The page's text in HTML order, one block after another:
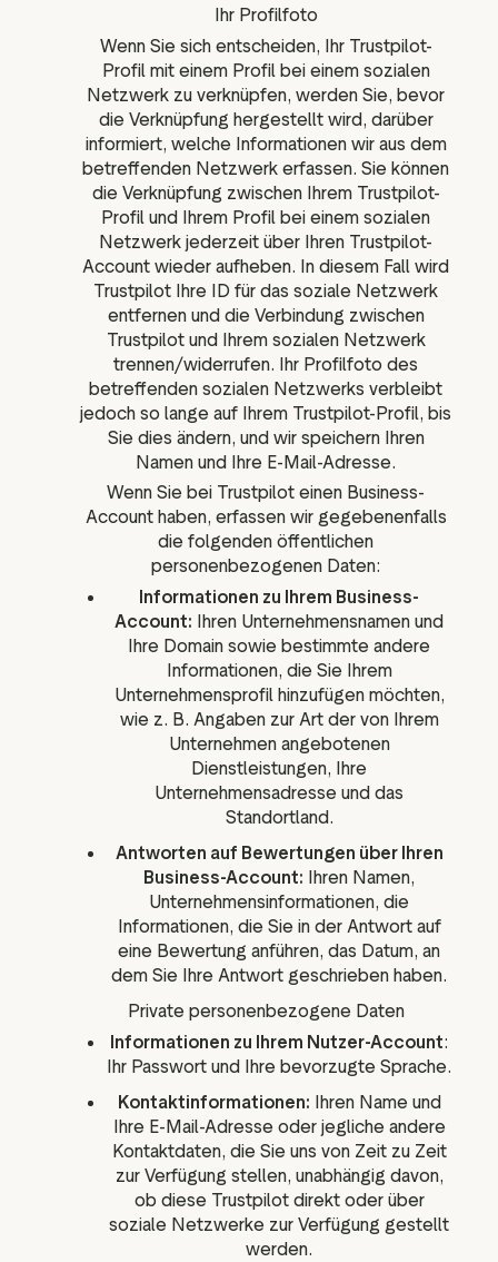
Ihr Profilfoto
Wenn Sie sich entscheiden, Ihr Trustpilot-
Profil mit einem Profil bei einem sozialen
Netzwerk zu verknüpfen, werden Sie, bevor
die Verknüpfung hergestellt wird, darüber
informiert, welche Informationen wir aus dem
betreffenden Netzwerk erfassen. Sie können
die Verknüpfung zwischen Ihrem Trustpilot-
Profil und Ihrem Profil bei einem sozialen
Netzwerk jederzeit über Ihren Trustpilot-
Account wieder aufheben. In diesem Fall wird
Trustpilot Ihre ID für das soziale Netzwerk
entfernen und die Verbindung zwischen
Trustpilot und Ihrem sozialen Netzwerk
trennen/widerrufen. Ihr Profilfoto des
betreffenden sozialen Netzwerks verbleibt
jedoch so lange auf Ihrem Trustpilot-Profil, bis
Sie dies ändern, und wir speichern Ihren
Namen und Ihre E-Mail-Adresse.
Wenn Sie bei Trustpilot einen Business-
Account haben, erfassen wir gegebenenfalls
die folgenden öffentlichen
personenbezogenen Daten:
Informationen zu Ihrem Business-
Account: Ihren Unternehmensnamen und
Ihre Domain sowie bestimmte andere
Informationen, die Sie Ihrem
Unternehmensprofil hinzufügen möchten,
wie z. B. Angaben zur Art der von Ihrem
Unternehmen angebotenen
Dienstleistungen, Ihre
Unternehmensadresse und das
Standortland.
Antworten auf Bewertungen über Ihren
Business-Account: Ihren Namen,
Unternehmensinformationen, die
Informationen, die Sie in der Antwort auf
eine Bewertung anführen, das Datum, an
dem Sie Ihre Antwort geschrieben haben.
Private personenbezogene Daten
Informationen zu Ihrem Nutzer-Account:
Ihr Passwort und Ihre bevorzugte Sprache.
Kontaktinformationen: Ihren Name und
Ihre E-Mail-Adresse oder jegliche andere
Kontaktdaten, die Sie uns von Zeit zu Zeit
zur Verfügung stellen, unabhängig davon,
ob diese Trustpilot direkt oder über
soziale Netzwerke zur Verfügung gestellt
werden.